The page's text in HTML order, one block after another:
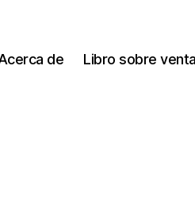
de
Libro sobre